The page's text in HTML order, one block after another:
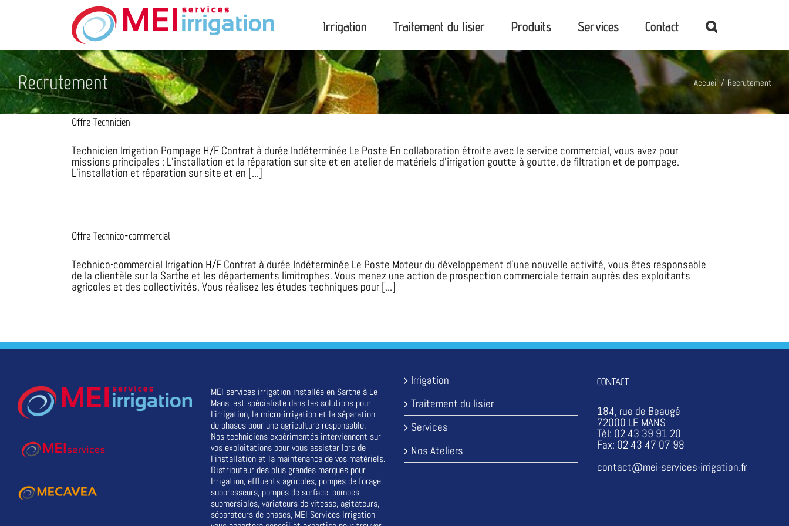
Irrigation Traitement du lisier Produits Services Contact
Recrutement Accueil Recrutement
Offre Technicien
Technicien Irrigation Pompage H/F Contrat à durée Indéterminée Le Poste En collaboration étroite avec le service commercial, vous avez pour
missions principales : L’installation et la réparation sur site et en atelier de matériels d’irrigation goutte à goutte, de filtration et de pompage.
L’installation et réparation sur site et en [...]
Offre Technico-commercial
Technico-commercial Irrigation H/F Contrat à durée Indéterminée Le Poste Moteur du développement d’une nouvelle activité, vous êtes responsable
de la clientèle sur la Sarthe et les départements limitrophes. Vous menez une action de prospection commerciale terrain auprès des exploitants
agricoles et des collectivités. Vous réalisez les études techniques pour [...]
MEI services irrigation installée en Sarthe à Le
Mans, est spécialiste dans les solutions pour
l'irrigation, la micro-irrigation et la séparation
de phases pour une agriculture responsable.
Nos techniciens expérimentés interviennent sur
vos exploitations pour vous assister lors de
l'installation et la maintenance de vos matériels.
Distributeur des plus grandes marques pour
Irrigation, effluents agricoles, pompes de forage,
suppresseurs, pompes de surface, pompes
submersibles, variateurs de vitesse, agitateurs,
séparateurs de phases, MEI Services Irrigation
Irrigation
Traitement du lisier
Services
Nos Ateliers
CONTACT
184, rue de Beaugé
72000 LE MANS
Tèl: 02 43 39 91 20
Fax: 02 43 47 07 98
contact@mei-services-irrigation.fr